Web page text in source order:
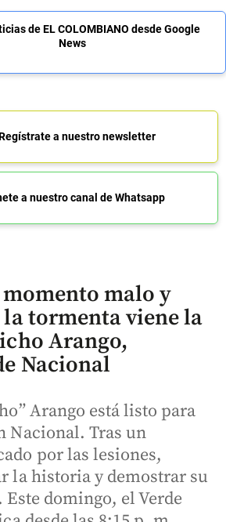
de EL COLOMBIANO desde Google
News
a nuestro newsletter
a nuestro canal de Whatsapp
momento malo y
la tormenta viene la
Arango,
Nacional
Arango está listo para
Nacional. Tras un
por las lesiones,
la historia y demostrar su
domingo, el Verde